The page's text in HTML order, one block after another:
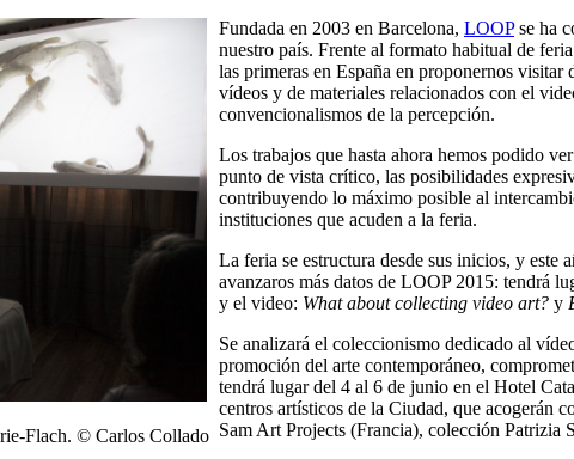
Flach. © Carlos Collado
Fundada en 2003 en Barcelona, LOOPse ha
nuestro país. Frente al formato habitual de
las primeras en España en proponernos visitar
vídeos y de materiales relacionados con el
convencionalismos de la percepción.
Los trabajos que hasta ahora hemos podido
punto de vista crítico, las posibilidades
contribuyendo lo máximo posible al
instituciones que acuden a la feria.
La feria se estructura desde sus inicios, y este
avanzaros más datos de LOOP 2015: tendrá
y el video: What about collecting video art? y
Se analizará el coleccionismo dedicado al
promoción del arte contemporáneo,
tendrá lugar del 4 al 6 de junio en el Hotel
centros artísticos de la Ciudad, que acogerán
Sam Art Projects (Francia), colección Patrizia